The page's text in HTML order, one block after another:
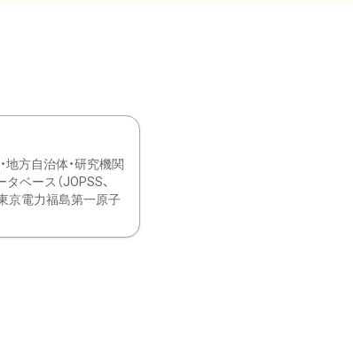
方自治体・研究機関
ベース（JOPSS、
京電力福島第一原子